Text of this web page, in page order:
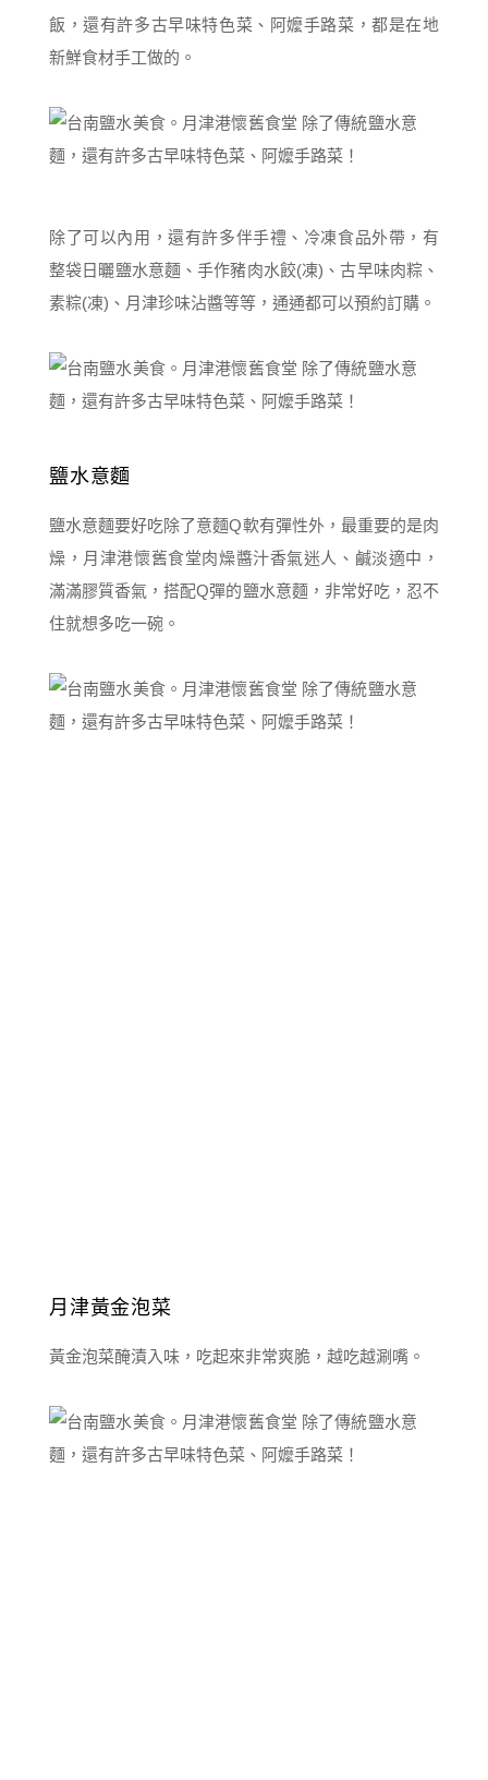
飯，還有許多古早味特色菜、阿嬤手路菜，都是在地
新鮮食材手工做的。
除了可以內用，還有許多伴手禮、冷凍食品外帶，有
整袋日曬鹽水意麵、手作豬肉水餃(凍)、古早味肉粽、
素粽(凍)、月津珍味沾醬等等，通通都可以預約訂購。
鹽水意麵
鹽水意麵要好吃除了意麵Q軟有彈性外，最重要的是肉
燥，月津港懷舊食堂肉燥醬汁香氣迷人、鹹淡適中，
滿滿膠質香氣，搭配Q彈的鹽水意麵，非常好吃，忍不
住就想多吃一碗。
月津黃金泡菜
黃金泡菜醃漬入味，吃起來非常爽脆，越吃越涮嘴。